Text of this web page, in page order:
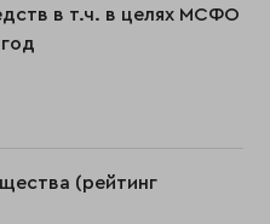
в т.ч. в целях МСФО
(рейтинг